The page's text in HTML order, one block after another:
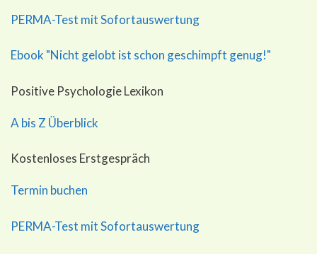
PERMA-Test mit Sofortauswertung
Ebook "Nicht gelobt ist schon geschimpft genug!"
Positive Psychologie Lexikon
A bis Z Überblick
Kostenloses Erstgespräch
Termin buchen
PERMA-Test mit Sofortauswertung